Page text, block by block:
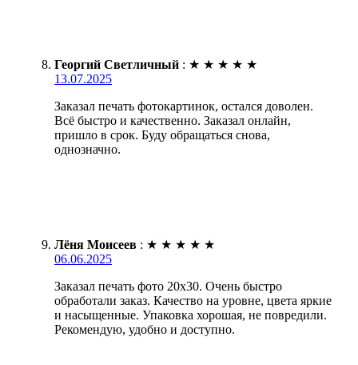
Георгий Светличный : ★ ★ ★ ★ ★
13.07.2025
Заказал печать фотокартинок, остался доволен.
Всё быстро и качественно. Заказал онлайн,
пришло в срок. Буду обращаться снова,
однозначно.
Лёня Моисеев : ★ ★ ★ ★ ★
06.06.2025
Заказал печать фото 20х30. Очень быстро
обработали заказ. Качество на уровне, цвета яркие
и насыщенные. Упаковка хорошая, не повредили.
Рекомендую, удобно и доступно.